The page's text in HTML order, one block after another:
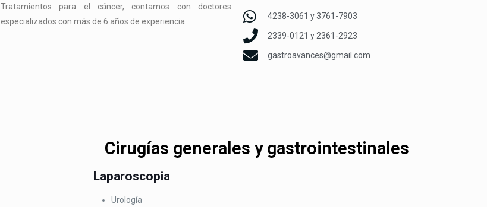
Tratamientos para el cáncer, contamos con doctores
especializados con más de 6 años de experiencia
4238-3061 y 3761-7903
2339-0121 y 2361-2923
gastroavances@gmail.com
Cirugías generales y gastrointestinales
Laparoscopia
Urología